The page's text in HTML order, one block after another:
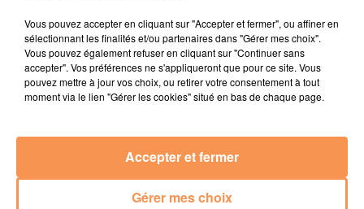
6h37
6h37 6h33
6h33 6h31
6h31
Vous pouvez accepter en cliquant sur "Accepter et fermer", ou affiner en
sélectionnant les finalités et/ou partenaires dans "Gérer mes choix".
Vous pouvez également refuser en cliquant sur "Continuer sans
accepter". Vos préférences ne s'appliqueront que pour ce site. Vous
pouvez mettre à jour vos choix, ou retirer votre consentement à tout
moment via le lien "Gérer les cookies" situé en bas de chaque page.
Gérer mes choix
Accepter et fermer